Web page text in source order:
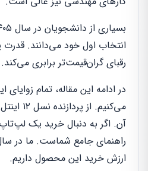
انتخاب اول خود می‌دانند. قدرت
رقبای گران‌قیمت‌تر برابری می‌کند.
در ادامه این مقاله، تمام
می‌کنیم.
آن. اگر به دنبال خرید یک
ارزش خرید این محصول داریم.